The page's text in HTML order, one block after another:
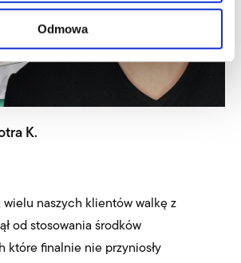
Odmowa
K.
wielu naszych klientów walkę z
od stosowania środków
które finalnie nie przyniosły